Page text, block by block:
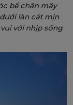
bể chân mây
làn cát mịn
với nhịp sống